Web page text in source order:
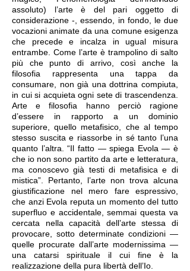
assoluto) l’arte è del pari oggetto di
considerazione -, essendo, in fondo, le due
vocazioni animate da una comune esigenza
che precede e incalza in ugual misura
entrambe. Come l’arte è trampolino di salto
più che punto di arrivo, così anche la
filosofia rappresenta una tappa da
consumare, non già una dottrina compiuta,
in cui si acquieta ogni sete di trascendenza.
Arte e filosofia hanno perciò ragione
d’essere in rapporto a un dominio
superiore, quello metafisico, che al tempo
stesso suscita e riassorbe in sé tanto l’una
quanto l’altra. “Il fatto — spiega Evola — è
che io non sono partito da arte e letteratura,
ma conoscevo già testi di metafisica e di
mistica”. Pertanto, l’arte non trova alcuna
giustificazione nel mero fare espressivo,
che anzi Evola reputa un momento del tutto
superfluo e accidentale, semmai questa va
cercata nella capacità dell’arte stessa di
provocare, sotto determinate condizioni —
quelle procurate dall’arte modernissima —
una catarsi spirituale il cui fine è la
realizzazione della pura libertà dell’Io.